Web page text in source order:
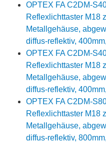
OPTEX FA C2DM-
Reflexlichttaster M18
Metallgehäuse,
diffus-reflektiv,
OPTEX FA C2DM-
Reflexlichttaster M18
Metallgehäuse,
diffus-reflektiv,
OPTEX FA C2DM-
Reflexlichttaster M18
Metallgehäuse,
diffus-reflektiv,